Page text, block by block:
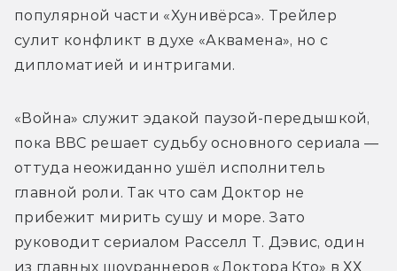
популярной части «Хунивёрса». Трейлер
сулит конфликт в духе «Аквамена», но с
дипломатией и интригами.
«Война» служит эдакой паузой-передышкой,
пока ВВС решает судьбу основного сериала —
оттуда неожиданно ушёл исполнитель
главной роли. Так что сам Доктор не
прибежит мирить сушу и море. Зато
руководит сериалом Расселл Т. Дэвис, один
из главных шоураннеров «Доктора Кто» в ХХ